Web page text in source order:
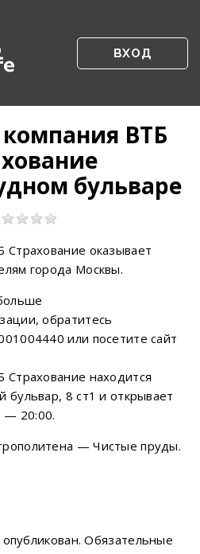
ВХОД
компания ВТБ
бульваре
Страхование оказывает
города Москвы.
обратитесь
или посетите сайт
Страхование находится
бульвар, 8 ст1 и открывает
— 20:00.
— Чистые пруды.
Обязательные